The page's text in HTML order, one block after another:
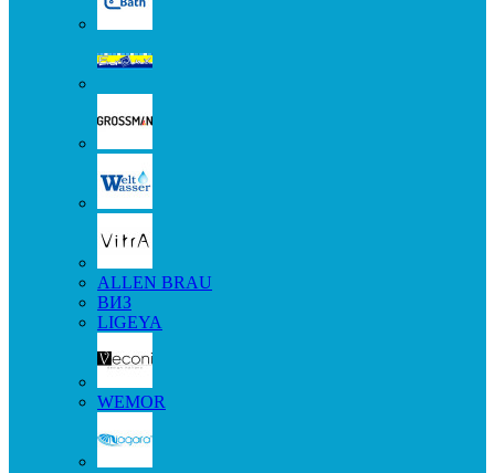
ALLEN BRAU
ВИЗ
LIGEYA
WEMOR